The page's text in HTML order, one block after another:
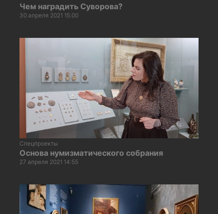
Чем наградить Суворова?
30 апреля 2021 15:00
Спецпроекты
Основа нумизматического собрания
27 апреля 2021 14:55